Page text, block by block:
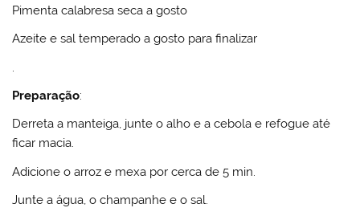
Pimenta calabresa seca a gosto
Azeite e sal temperado a gosto para finalizar
.
Preparação:
Derreta a manteiga, junte o alho e a cebola e refogue até
ficar macia.
Adicione o arroz e mexa por cerca de 5 min.
Junte a água, o champanhe e o sal.